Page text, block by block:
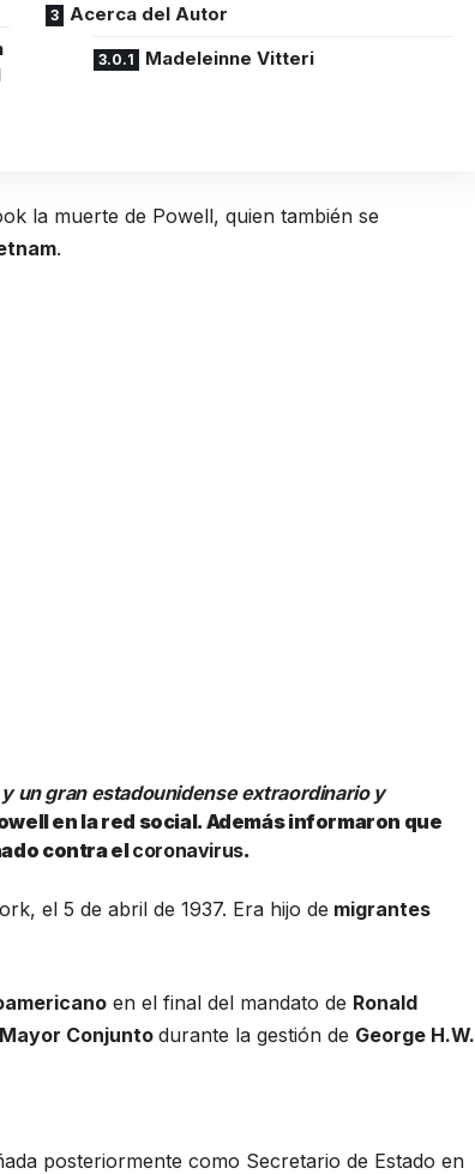
Acerca del Autor
Madeleinne Vitteri
la muerte de Powell, quien también se
.
un gran estadounidense extraordinario y
en la red social. Además informaron que
contra elcoronavirus.
el 5 de abril de 1937. Era hijo de migrantes
en el final del mandato de Ronald
Conjuntodurante la gestión de George H.W.
posteriormente como Secretario de Estado en